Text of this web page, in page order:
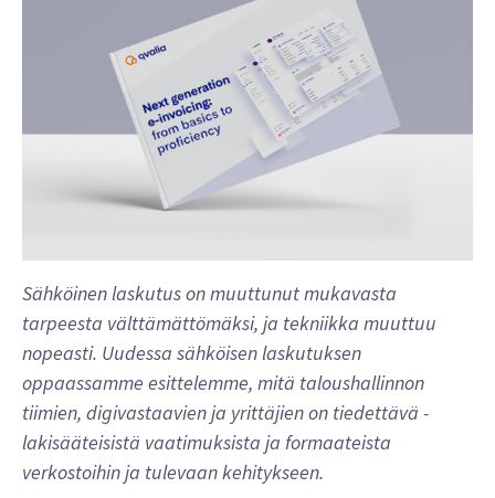
Sähköinen laskutus on muuttunut mukavasta
tarpeesta välttämättömäksi, ja tekniikka muuttuu
nopeasti. Uudessa sähköisen laskutuksen
oppaassamme esittelemme, mitä taloushallinnon
tiimien, digivastaavien ja yrittäjien on tiedettävä -
lakisääteisistä vaatimuksista ja formaateista
verkostoihin ja tulevaan kehitykseen.